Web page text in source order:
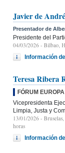
Javier de
Presentador de
Presidente del
04/03/2026 - Bilbao,
Información
Teresa Ribera
FÓRUM
Vicepresidenta
Limpia, Justa y
13/01/2026 -
horas
Información